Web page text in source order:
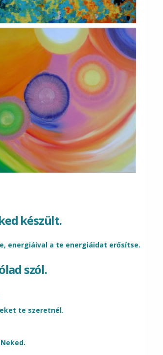
készült.
energiáival a te energiáidat erősítse.
szól.
te szeretnél.